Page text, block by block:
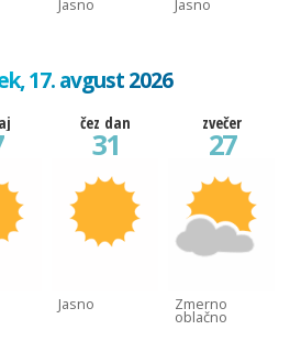
Jasno Jasno
17. avgust 2026
čez dan
31
Jasno
zvečer
27
Zmerno
oblačno